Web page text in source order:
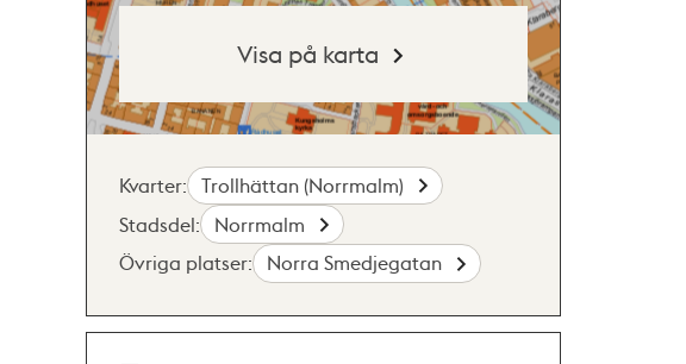
Visa på karta
Kvarter:
Trollhättan (Norrmalm)
Stadsdel:
Norrmalm
Övriga platser:
Norra Smedjegatan